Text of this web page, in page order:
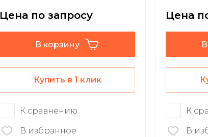
Цена по запросу
В корзину
Купить в 1 клик
К сравнению
В избранное
Цена
К
В